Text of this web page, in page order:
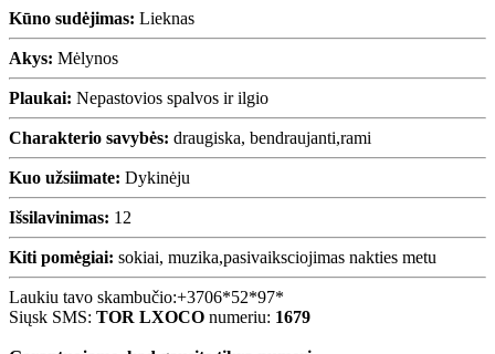
Kūno sudėjimas: Lieknas
Akys: Mėlynos
Plaukai: Nepastovios spalvos ir ilgio
Charakterio savybės: draugiska, bendraujanti,rami
Kuo užsiimate: Dykinėju
Išsilavinimas: 12
Kiti pomėgiai: sokiai, muzika,pasivaiksciojimas nakties metu
Laukiu tavo skambučio:+3706*52*97*
Siųsk SMS: TOR LXOCO numeriu: 1679